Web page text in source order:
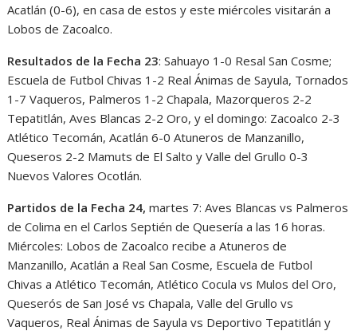
Acatlán (0-6), en casa de estos y este miércoles visitarán a
Lobos de Zacoalco.
Resultados de la Fecha 23: Sahuayo 1-0 Resal San Cosme;
Escuela de Futbol Chivas 1-2 Real Ánimas de Sayula, Tornados
1-7 Vaqueros, Palmeros 1-2 Chapala, Mazorqueros 2-2
Tepatitlán, Aves Blancas 2-2 Oro, y el domingo: Zacoalco 2-3
Atlético Tecomán, Acatlán 6-0 Atuneros de Manzanillo,
Queseros 2-2 Mamuts de El Salto y Valle del Grullo 0-3
Nuevos Valores Ocotlán.
Partidos de la Fecha 24, martes 7: Aves Blancas vs Palmeros
de Colima en el Carlos Septién de Quesería a las 16 horas.
Miércoles: Lobos de Zacoalco recibe a Atuneros de
Manzanillo, Acatlán a Real San Cosme, Escuela de Futbol
Chivas a Atlético Tecomán, Atlético Cocula vs Mulos del Oro,
Queserós de San José vs Chapala, Valle del Grullo vs
Vaqueros, Real Ánimas de Sayula vs Deportivo Tepatitlán y